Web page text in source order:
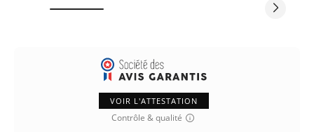
VOIR L'ATTESTATION
Contrôle & qualité